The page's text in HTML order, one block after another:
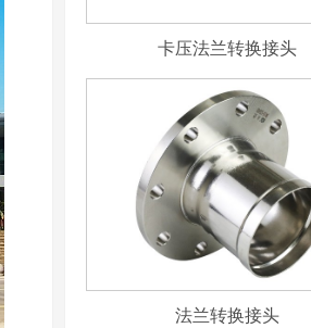
卡压法兰转换接头
法兰转换接头